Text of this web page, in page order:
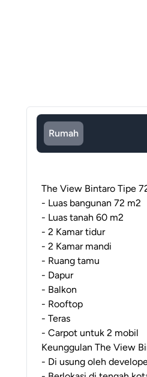
Rumah
The View Bintaro Tipe
- Luas bangunan 72 m2
- Luas tanah 60 m2
- 2 Kamar tidur
- 2 Kamar mandi
- Ruang tamu
- Dapur
- Balkon
- Rooftop
- Teras
- Carpot untuk 2 mobil
Keunggulan The View
- Di usung oleh